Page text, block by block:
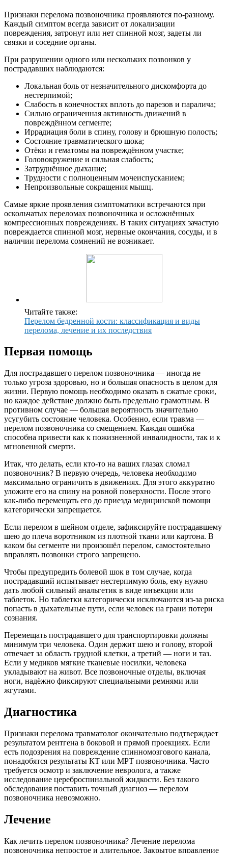
Признаки перелома позвоночника проявляются по-разному.
Каждый симптом всегда зависит от локализации
повреждения, затронут или нет спинной мозг, задеты ли
связки и соседние органы.
При разрушении одного или нескольких позвонков у
пострадавших наблюдаются:
Локальная боль от незначительного дискомфорта до
нестерпимой;
Слабость в конечностях вплоть до парезов и паралича;
Сильно ограниченная активность движений в
повреждённом сегменте;
Иррадиация боли в спину, голову и брюшную полость;
Состояние травматического шока;
Отёки и гематомы на повреждённом участке;
Головокружение и сильная слабость;
Затруднённое дыхание;
Трудности с полноценным мочеиспусканием;
Непроизвольные сокращения мышц.
Самые яркие проявления симптоматики встречаются при
оскольчатых переломах позвоночника и осложнённых
компрессионных повреждениях. В таких ситуациях зачастую
повреждается спинной мозг, нервные окончания, сосуды, и в
наличии перелома сомнений не возникает.
Читайте также:
Перелом бедренной кости: классификация и виды
перелома, лечение и их последствия
Первая помощь
Для пострадавшего перелом позвоночника — иногда не
только угроза здоровью, но и большая опасность в целом для
жизни. Первую помощь необходимо оказать в сжатые сроки,
но каждое действие должно быть предельно грамотным. В
противном случае — большая вероятность значительно
усугубить состояние человека. Особенно, если травма —
перелом позвоночника со смещением. Каждая ошибка
способна привести как к пожизненной инвалидности, так и к
мгновенной смерти.
Итак, что делать, если кто-то на ваших глазах сломал
позвоночник? В первую очередь, человека необходимо
максимально ограничить в движениях. Для этого аккуратно
уложите его на спину на ровной поверхности. После этого
как-либо перемещать его до приезда медицинской помощи
категорически запрещается.
Если перелом в шейном отделе, зафиксируйте пострадавшему
шею до плеча воротником из плотной ткани или картона. В
каком бы сегменте ни произошёл перелом, самостоятельно
вправлять позвонки строго запрещено.
Чтобы предупредить болевой шок в том случае, когда
пострадавший испытывает нестерпимую боль, ему нужно
дать любой сильный анальгетик в виде инъекции или
таблеток. Но таблетки категорически исключаются из-за риска
попасть в дыхательные пути, если человек на грани потери
сознания.
Перемещать пострадавшего для транспортировки должны
минимум три человека. Один держит шею и голову, второй
отвечает за область грудной клетки, а третий — ноги и таз.
Если у медиков мягкие тканевые носилки, человека
укладывают на живот. Все позвоночные отделы, включая
ноги, надёжно фиксируют специальными ремнями или
жгутами.
Диагностика
Признаки перелома травматолог окончательно подтверждает
результатом рентгена в боковой и прямой проекциях. Если
есть подозрения на повреждение спинномозгового канала,
понадобятся результаты КТ или МРТ позвоночника. Часто
требуется осмотр и заключение невролога, а также
исследование цереброспинальной жидкости. Без такого
обследования поставить точный диагноз — перелом
позвоночника невозможно.
Лечение
Как лечить перелом позвоночника? Лечение перелома
позвоночника непростое и длительное. Закрытое вправление